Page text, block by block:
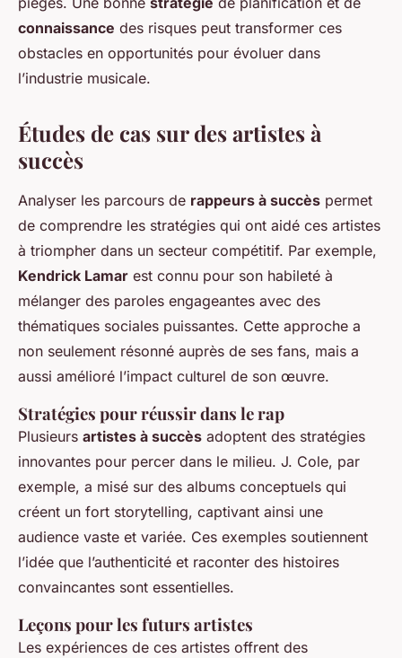
connaissance des risques peut transformer ces
obstacles en opportunités pour évoluer dans
l’industrie musicale.
Études de cas sur des artistes à
succès
Analyser les parcours de rappeurs à succès permet
de comprendre les stratégies qui ont aidé ces artistes
à triompher dans un secteur compétitif. Par exemple,
Kendrick Lamar est connu pour son habileté à
mélanger des paroles engageantes avec des
thématiques sociales puissantes. Cette approche a
non seulement résonné auprès de ses fans, mais a
aussi amélioré l’impact culturel de son œuvre.
Stratégies pour réussir dans le rap
Plusieurs artistes à succès adoptent des stratégies
innovantes pour percer dans le milieu. J. Cole, par
exemple, a misé sur des albums conceptuels qui
créent un fort storytelling, captivant ainsi une
audience vaste et variée. Ces exemples soutiennent
l’idée que l’authenticité et raconter des histoires
convaincantes sont essentielles.
Leçons pour les futurs artistes
Les expériences de ces artistes offrent des